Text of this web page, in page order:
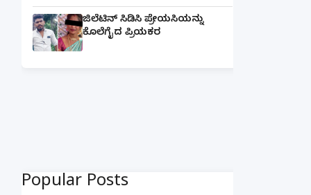
ಜಿಲೆಟಿನ್ ಸಿಡಿಸಿ ಪ್ರೇಯಸಿಯನ್ನು
ಕೊಲೆಗೈದ ಪ್ರಿಯಕರ
Popular Posts